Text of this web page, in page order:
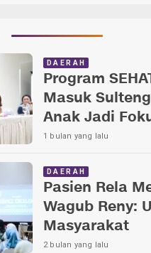
DAERAH
Program
Masuk
Anak Jadi
1 bulan yang lalu
DAERAH
Pasien Rela
Wagub Reny:
Masyarakat
2 bulan yang lalu